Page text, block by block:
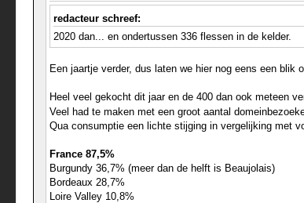
redacteur schreef:
2020 dan... en ondertussen 336 flessen in de kelder.
Een jaartje verder, dus laten we hier nog eens een blik
Heel veel gekocht dit jaar en de 400 dan ook meteen
Veel had te maken met een groot aantal
Qua consumptie een lichte stijging in vergelijking met
France 87,5%
Burgundy 36,7% (meer dan de helft is Beaujolais)
Bordeaux 28,7%
Loire Valley 10,8%